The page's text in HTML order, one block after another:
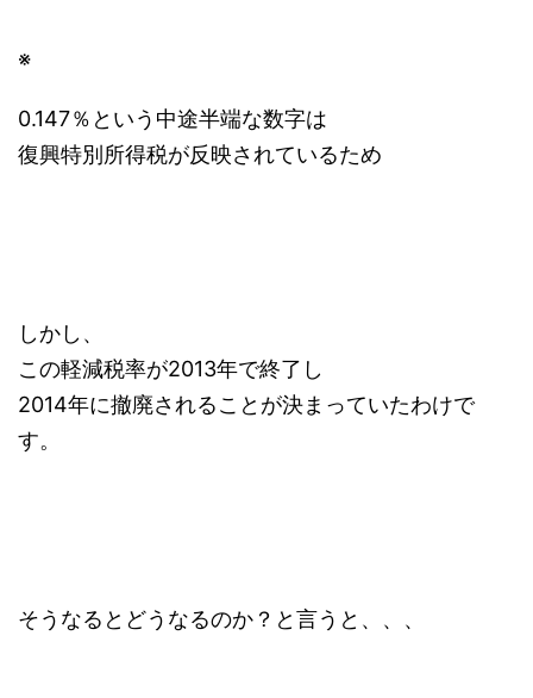
※
0.147％という中途半端な数字は
復興特別所得税が反映されているため
しかし、
この軽減税率が2013年で終了し
2014年に撤廃されることが決まっていたわけで
す。
そうなるとどうなるのか？と言うと、、、